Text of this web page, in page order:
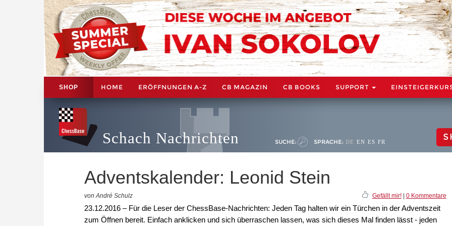
SHOP HOME ERÖFFNUNGEN A-Z CB MAGAZIN CB BOOKS SUPPORT
Schach Nachrichten SUCHE: SPRACHE: DE EN ES FR
Adventskalender: Leonid Stein
von André Schulz Gefällt mir!| 0 Kommentare
23.12.2016 – Für die Leser der ChessBase-Nachrichten: Jeden Tag halten wir ein Türchen in der Adventszeit
zum Öffnen bereit. Einfach anklicken und sich überraschen lassen, was sich dieses Mal finden lässt - jeden